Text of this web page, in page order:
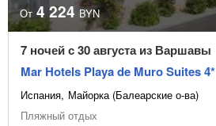
От 4 224 BYN
7 ночей с 30 августа из Варшавы
Mar Hotels Playa de Muro Suites 4*
Испания Майорка (Балеарские о-ва)
Пляжный отдых